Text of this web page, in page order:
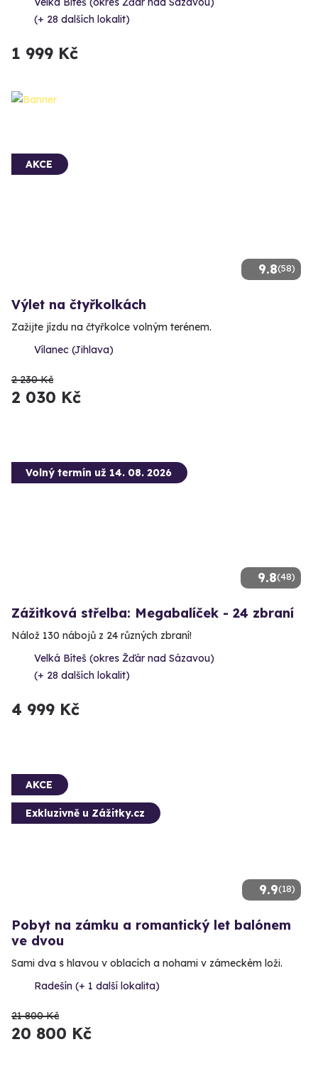
(+ 28 dalších lokalit)
1 999 Kč
9.8(58)
AKCE
Výlet na čtyřkolkách
Zažijte jízdu na čtyřkolce volným terénem.
Vílanec (Jihlava)
2 230 Kč
2 030 Kč
9.8(48)
Volný termín už 14. 08. 2026
Zážitková střelba: Megabalíček - 24 zbraní
Nálož 130 nábojů z 24 různých zbraní!
Velká Bíteš (okres Žďár nad Sázavou)
(+ 28 dalších lokalit)
4 999 Kč
9.9(18)
AKCE
Exkluzivně u Zážitky.cz
Pobyt na zámku a romantický let balónem
ve dvou
Sami dva s hlavou v oblacích a nohami v zámeckém loži.
Radešín (+ 1 další lokalita)
21 800 Kč
20 800 Kč